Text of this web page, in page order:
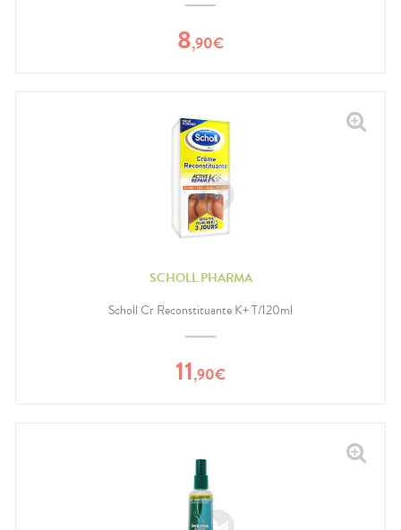
8,90€
SCHOLL PHARMA
Scholl Cr Reconstituante K+ T/120ml
11,90€